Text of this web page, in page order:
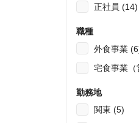
正社員 (14)
職種
外食事業
宅食事業（
勤務地
関東 (5)